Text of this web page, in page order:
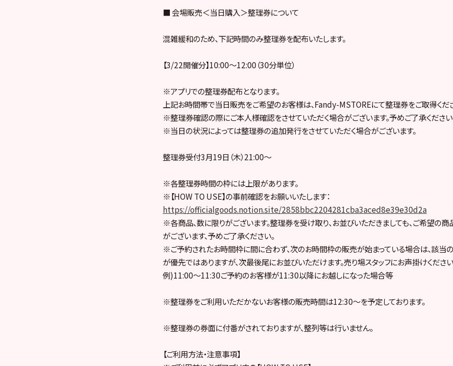
■ 会場販売＜当日購入＞整理券について
混雑緩和のため、下記時間のみ整理券を配布いたします。
【3/22開催分】10:00〜12:00（30分単位）
※アプリでの整理券配布となります。
上記お時間帯で当日販売をご希望のお客様は、Fandy-MSTOREにて整理券をご取得くだ
※整理券確認の際にご本人様確認をさせていただく場合がございます。予めご了承ください
※当日の状況によっては整理券の追加発行をさせていただく場合がございます。
整理券受付3月19日（木）21:00〜
※各整理券時間の枠には上限があります。
※【HOW TO USE】の事前確認をお願いいたします：
https://officialgoods.notion.site/2858bbc2204281cba3aced8e39e30d2a
※各商品、数に限りがございます。整理券を受け取り、お並びいただきましても、ご希望の
がございます、予めご了承ください。
※ご予約されたお時間枠に間に合わず、次のお時間枠の販売が始まっている場合は、該当
が優先ではありますが、次最後尾にお並びいただけます。売り場スタッフにお声掛けください
例)11:00〜11:30ご予約のお客様が11:30以降にお越しになった場合等
※整理券をご利用いただかないお客様の販売時間は12:30〜を予定しております。
※整理券の券面に付番がされておりますが、整列等は行いません。
【ご利用方法・注意事項】